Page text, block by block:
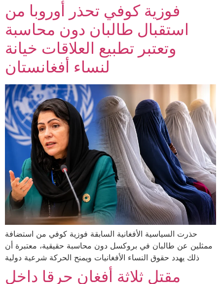
فوزية كوفي تحذر أوروبا من
استقبال طالبان دون محاسبة
وتعتبر تطبيع العلاقات خيانة
لنساء أفغانستان
حذرت السياسية الأفغانية السابقة فوزية كوفي من استضافة
ممثلين عن طالبان في بروكسل دون محاسبة حقيقية، معتبرة أن
ذلك يهدد حقوق النساء الأفغانيات ويمنح الحركة شرعية دولية
مقتل ثلاثة أفغان حرقا داخل